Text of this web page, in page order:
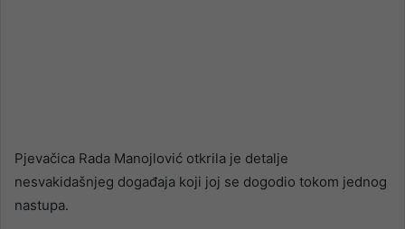
Pjevačica Rada Manojlović otkrila je detalje
nesvakidašnjeg događaja koji joj se dogodio tokom jednog
nastupa.